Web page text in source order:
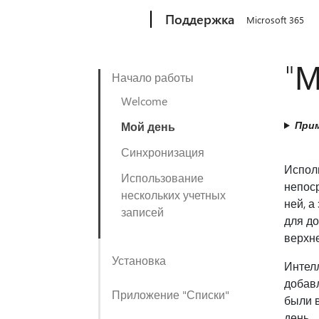
Поддержка Microsoft 365
Начало работы
Welcome
Мой день
Синхронизация
Использование
нескольких учетных
записей
Установка
Приложение "Списки"
ней,
для
были